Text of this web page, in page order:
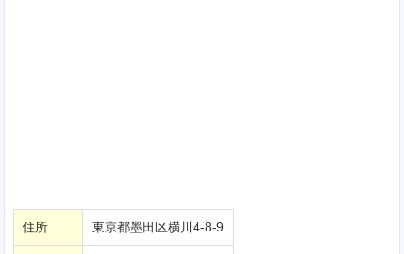
住所 東京都墨田区横川4-8-9